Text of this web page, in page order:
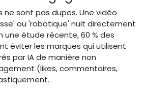
ne sont pas dupes. Une vidéo
ou 'robotique' nuit directement
une étude récente, 60 % des
éviter les marques qui utilisent
par IA de manière non
(likes, commentaires,